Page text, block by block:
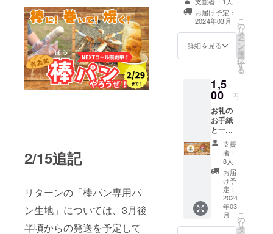
2/15追記
リターンの「棒パン専用パ
ン生地」については、3月後
半頃からの発送を予定して
てまだ3年で
すが、商品
のクオリ
ティをキャ
ンパーのお
評価いただ
き、徐々に
ファンが増
えていま
す。薪をつ
くるだけで
なく、地元
のイベント
等への出店
や自らも企
画をしなが
す。お届け予定：
2024年03月
詳細を見る
こ
の
リ
タ
ー
ン
を
選
択
す
る
1,5
00 円
お礼の
お手紙
と一緒
にメヤ
マキの
オリジ
ナルス
テッ
カー
と、公
式キャ
ラク
ター
支援
者：
8人
お届
け予
定：
2024
年03
月
こ
の
リ
タ